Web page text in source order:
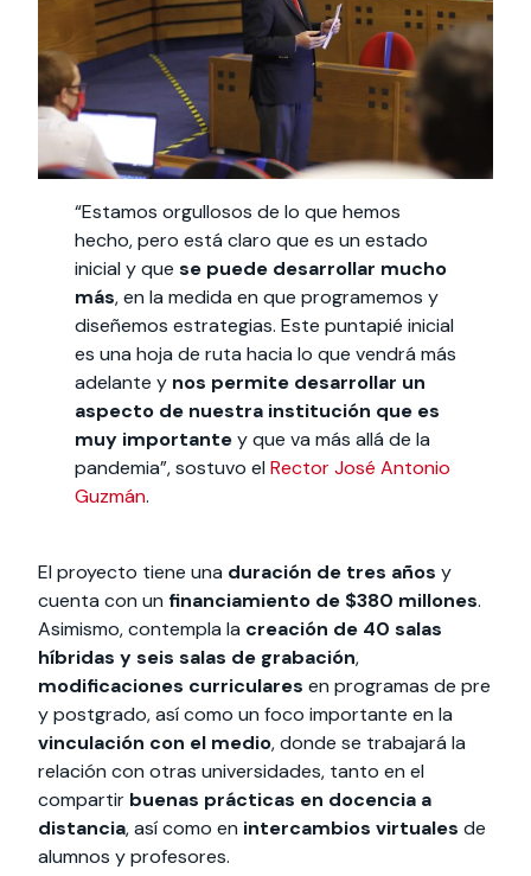
“Estamos orgullosos de lo que hemos
hecho, pero está claro que es un estado
inicial y que se puede desarrollar mucho
más, en la medida en que programemos y
diseñemos estrategias. Este puntapié inicial
es una hoja de ruta hacia lo que vendrá más
adelante y nos permite desarrollar un
aspecto de nuestra institución que es
muy importantey que va más allá de la
pandemia”, sostuvo el Rector José Antonio
Guzmán.
El proyecto tiene una duración de tres años y
cuenta con un financiamiento de $380 millones.
Asimismo, contempla la creación de 40 salas
híbridas y seis salas de grabación,
modificaciones curriculares en programas de pre
y postgrado, así como un foco importante en la
vinculación con el medio, donde se trabajará la
relación con otras universidades, tanto en el
compartir buenas prácticas en docencia a
distancia, así como en intercambios virtuales de
alumnos y profesores.